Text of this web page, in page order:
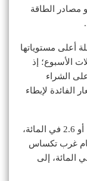
مصادر الطاقة
المائة، مسجلة أعلى مستوياتها
الأسبوع؛ إذ
الشراء
الفائدة لإبطاء
وارتفعت العقود الآجلة لخام برنت 1.95 دولار، أو 2.6 في المائة،
خام غرب تكساس
الأميركي 2.06 دولار، بما يعادل 2.9 في المائة، إلى